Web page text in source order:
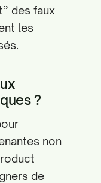
des faux
les
?
non
de